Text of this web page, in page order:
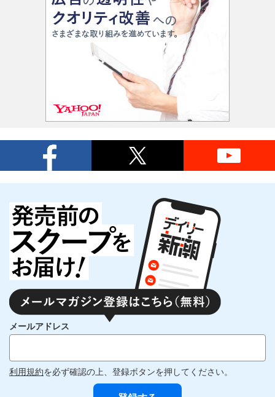
メールアドレス
利用規約を必ず確認の上、登録ボタンを押してください。